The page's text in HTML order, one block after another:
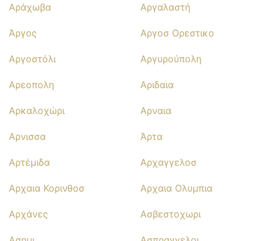
Αράχωβα Αργαλαστή
Άργος Αργοσ Ορεστικο
Αργοστόλι Αργυρούπολη
Αρεοπολη Αριδαια
Αρκαλοχώρι Αρναια
Αρνισσα Άρτα
Αρτέμιδα Αρχαγγελοσ
Αρχαια Κορινθοσ Αρχαια Ολυμπια
Αρχάνες Ασβεστοχωρι